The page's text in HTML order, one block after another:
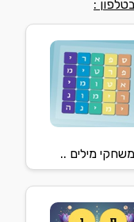
:
משחקי מילים ..